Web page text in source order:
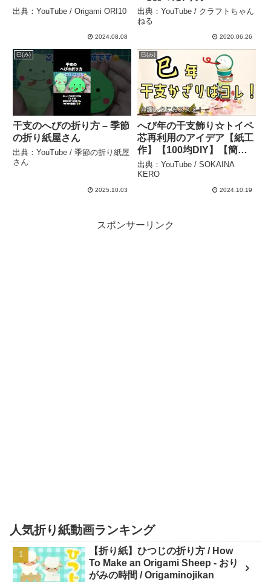
出典：YouTube / Origami ORI10
2024.08.08
make a tiger with origami.
【Animal】 – クラフトち
出典：YouTube / クラフトちゃん
ねる
2020.06.26
巳(み)
干支のへびの折り方 – 季節
の折り紙屋さん
出典：YouTube / 季節の折り紙屋
さん
2025.10.03
巳(み)
へび年の干支飾り☆トイペ
芯再利用のアイデア【紙工
作】【100均DIY】【簡単
工作】#100均 #daiso #diy
#レクリエーション #デイ
サービス #折り紙 #新年 #
出典：YouTube / SOKAINA
KERO
2024.10.19
スポンサーリンク
人気折り紙動画ランキング
【折り紙】ひつじの折り方 / How
To Make an Origami Sheep - おり
がみの時間 / Origaminojikan